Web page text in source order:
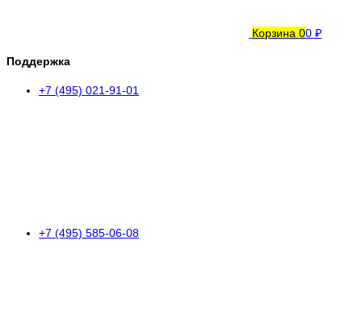
Корзина 00 ₽
Поддержка
+7 (495) 021-91-01
+7 (495) 585-06-08